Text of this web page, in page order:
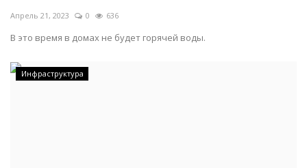
Апрель 21, 2023 0 636
В это время в домах не будет горячей воды.
Инфраструктура